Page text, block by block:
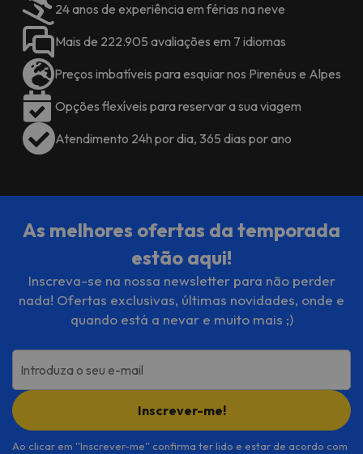
24 anos de experiência em férias na neve
Mais de 222.905 avaliações em 7 idiomas
Preços imbatíveis para esquiar nos Pirenéus e Alpes
Opções flexíveis para reservar a sua viagem
Atendimento 24h por dia, 365 dias por ano
As melhores ofertas da temporada
estão aqui!
Inscreva-se na nossa newsletter para não perder
nada! Ofertas exclusivas, últimas novidades, onde e
quando está a nevar e muito mais ;)
Introduza o seu e-mail
Inscrever-me!
Ao clicar em ''Inscrever-me'' confirma ter lido e estar de acordo com